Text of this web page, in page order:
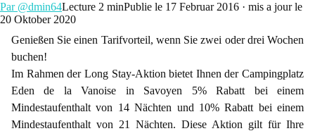
Par @dmin64Lecture 2 minPublie le 17 Februar 2016 · mis a jour le
20 Oktober 2020
Genießen Sie einen Tarifvorteil, wenn Sie zwei oder drei Wochen
buchen!
Im Rahmen der Long Stay-Aktion bietet Ihnen der Campingplatz
Eden de la Vanoise in Savoyen 5% Rabatt bei einem
Mindestaufenthalt von 14 Nächten und 10% Rabatt bei einem
Mindestaufenthalt von 21 Nächten. Diese Aktion gilt für Ihre